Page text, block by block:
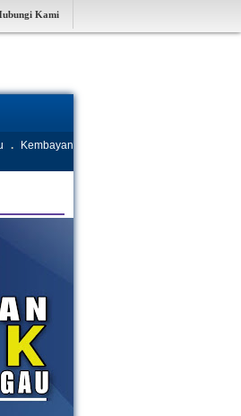
Kami
.
Kembayan